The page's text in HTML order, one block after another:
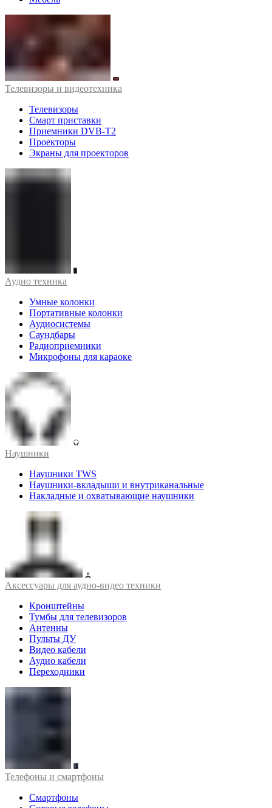
Телевизоры и видеотехника
Телевизоры
Смарт приставки
Приемники DVB-T2
Проекторы
Экраны для проекторов
Аудио техника
Умные колонки
Портативные колонки
Аудиосистемы
Саундбары
Радиоприемники
Микрофоны для караоке
Наушники
Наушники TWS
Наушники-вкладыши и внутриканальные
Накладные и охватывающие наушники
Аксессуары для аудио-видео техники
Кронштейны
Тумбы для телевизоров
Антенны
Пульты ДУ
Видео кабели
Аудио кабели
Переходники
Телефоны и смартфоны
Смартфоны